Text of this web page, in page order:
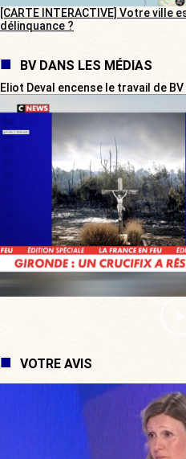
[CARTE INTERACTIVE] Votre ville
délinquance ?
BV DANS LES MÉDIAS
Eliot Deval encense le travail de BV
VOTRE AVIS